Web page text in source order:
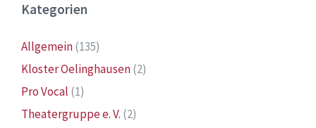
Kategorien
Allgemein(135)
Kloster Oelinghausen(2)
Pro Vocal (1)
Theatergruppe e. V. (2)